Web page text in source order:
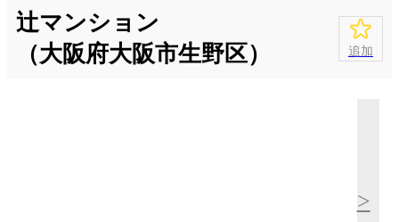
辻マンション
（大阪府大阪市生野区）
追加
>